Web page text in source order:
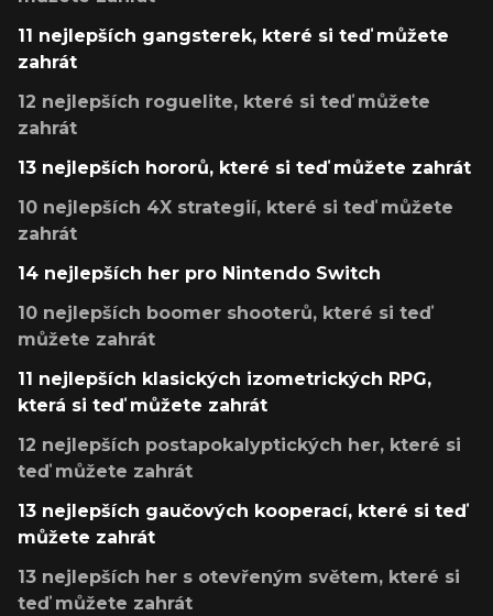
11 nejlepších gangsterek, které si teď můžete
zahrát
12 nejlepších roguelite, které si teď můžete
zahrát
13 nejlepších hororů, které si teď můžete zahrát
10 nejlepších 4X strategií, které si teď můžete
zahrát
14 nejlepších her pro Nintendo Switch
10 nejlepších boomer shooterů, které si teď
můžete zahrát
11 nejlepších klasických izometrických RPG,
která si teď můžete zahrát
12 nejlepších postapokalyptických her, které si
teď můžete zahrát
13 nejlepších gaučových kooperací, které si teď
můžete zahrát
13 nejlepších her s otevřeným světem, které si
teď můžete zahrát